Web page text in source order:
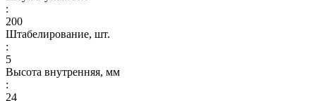
:
200
Штабелирование, шт.
:
5
Высота внутренняя, мм
:
24